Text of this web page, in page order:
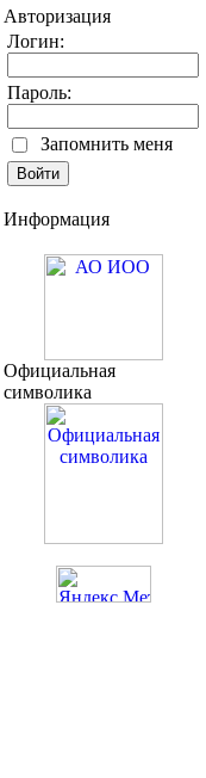
Авторизация
Логин:
Пароль:
Запомнить меня
Информация
Официальная
символика